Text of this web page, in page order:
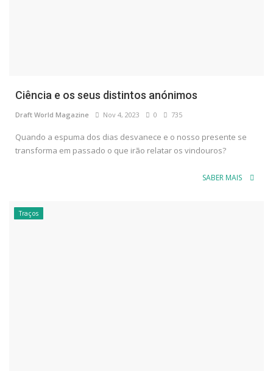
Ciência e os seus distintos anónimos
Draft World Magazine Nov 4, 2023 0 735
Quando a espuma dos dias desvanece e o nosso presente se
transforma em passado o que irão relatar os vindouros?
SABER MAIS
Traços